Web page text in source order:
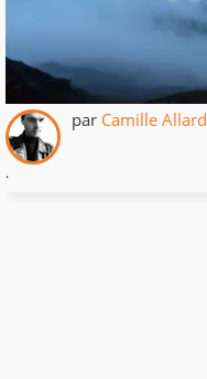
par Camille Allard
.